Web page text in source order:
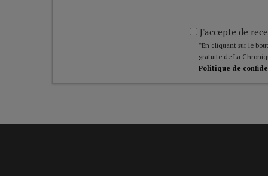
J'accepte de
*En cliquant sur le
gratuite de La
Politique de